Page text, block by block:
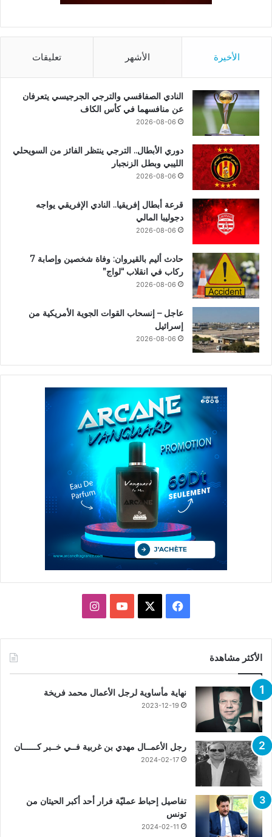
الأخيرة الأشهر تعليقات
النادي الصفاقسي والترجي الجرجيسي يتعرفان
عن منافسهما في كأس الكاف
2026-08-06
دوري الأبطال.. الترجي ينتظر الفائز من السويحلي
الليبي وبطل الزنجبار
2026-08-06
قرعة أبطال إفريقيا.. النادي الإفريقي يواجه
دجوليبا المالي
2026-08-06
حادث أليم بالقيروان: وفاة شخصين وإصابة 7
ركاب في انقلاب “لواج”
2026-08-06
عاجل – إنسحاب القوات الجوية الأمريكية من
إسرائيل
2026-08-06
فيسبوك يوتيوبانستقرام
الأكثر مشاهدة
نهاية مأساوية لرجل الأعمال محمد فريخة
2023-12-19
رجل الأعمــال مهدي بن غربية فــي خــبر كــــــان
2024-02-17
تفاصيل إحباط عمليّة فرار أحد أكبر الحيتان من
تونس
2024-02-11